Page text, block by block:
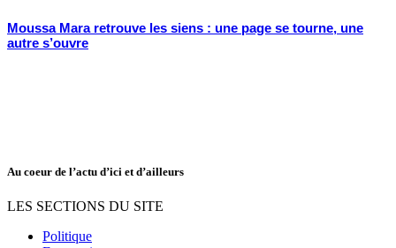
Moussa Mara retrouve les siens : une page se tourne, une
autre s’ouvre
Au coeur de l’actu d’ici et d’ailleurs
LES SECTIONS DU SITE
Politique